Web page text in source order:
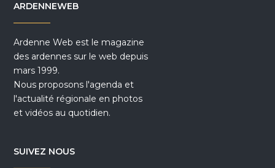
ARDENNEWEB
Ardenne Web est le magazine
des ardennes sur le web depuis
mars 1999.
Nous proposons l'agenda et
l'actualité régionale en photos
et vidéos au quotidien.
SUIVEZ NOUS